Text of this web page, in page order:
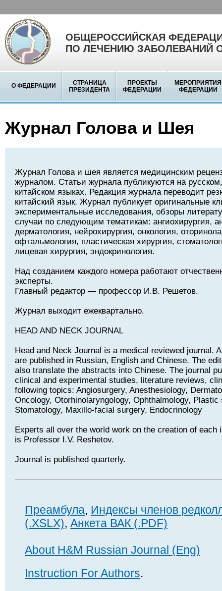
ОБЩЕРОССИЙСКАЯ
ПО ЛЕЧЕНИЮ ЗАБОЛЕВАНИЙ
О ФЕДЕРАЦИИ
СТРАНИЦА
ПРЕЗИДЕНТА
ПРОЕКТЫ
ФЕДЕРАЦИИ
МЕРОПРИЯТИЯ
ФЕДЕРАЦИИ
Журнал Голова и Шея
Журнал Голова и шея является медицинским
журналом. Статьи журнала публикуются на
китайском языках. Редакция журнала переводит
китайский язык. Журнал публикует оригинальные
экспериментальные исследования, обзоры
случаи по следующим тематикам: ангиохирургия,
дерматология, нейрохирургия, онкология,
офтальмология, пластическая хирургия,
лицевая хирургия, эндокринология.
Над созданием каждого номера работают
эксперты.
Главный редактор — профессор И.В. Решетов.
Журнал выходит ежеквартально.
HEAD AND NECK JOURNAL
Head and Neck Journal is a medical reviewed journal.
are published in Russian, English and Chinese. The
also translate the abstracts into Chinese. The journal
clinical and experimental studies, literature reviews,
following topics: Angiosurgery, Anesthesiology,
Oncology, Otorhinolaryngology, Ophthalmology, Plastic
Stomatology, Maxillo-facial surgery, Endocrinology
Experts all over the world work on the creation of each
is Professor I.V. Reshetov.
Journal is published quarterly.
Преамбула, Индексы членов
(.XSLX), Анкета ВАК (.PDF)
About H&M Russian Journal (Eng)
Instruction For Authors.